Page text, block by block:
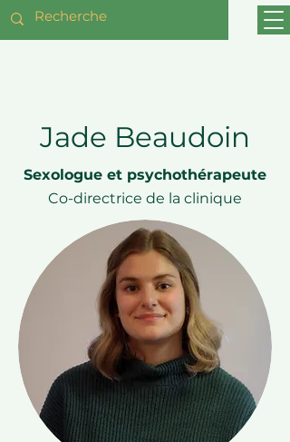
Jade Beaudoin
Sexologue et psychothérapeute
Co-directrice de la clinique